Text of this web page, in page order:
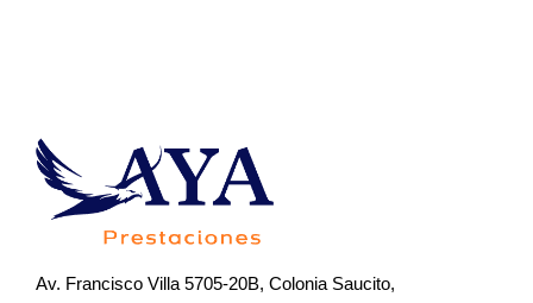
Av. Francisco Villa 5705-20B, Colonia Saucito,